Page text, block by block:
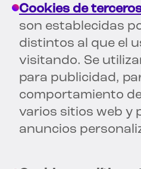
Cookies de
son establecidas
distintos al que el
visitando. Se
para publicidad,
comportamiento
varios sitios web y
anuncios